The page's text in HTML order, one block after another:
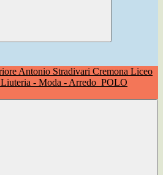
Liceo
Liuteria - Moda - Arredo POLO